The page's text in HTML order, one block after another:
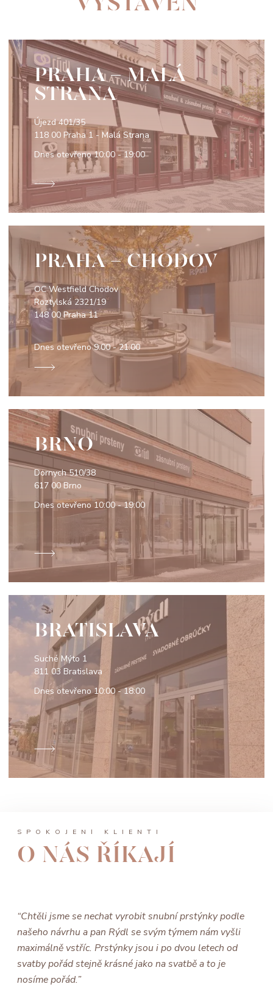
PRAHA - MALÁ
STRANA
Újezd 401/35
118 00 Praha 1 - Malá Strana
Dnes otevřeno10:00 - 19:00
PRAHA - CHODOV
OC Westfield Chodov
Roztylská 2321/19
148 00 Praha 11
Dnes otevřeno9:00 - 21:00
BRNO
Dornych 510/38
617 00 Brno
Dnes otevřeno 10:00 - 19:00
BRATISLAVA
Suché Mýto 1
811 03 Bratislava
Dnes otevřeno10:00 - 18:00
SPOKOJENÍ KLIENTI
O NÁS ŘÍKAJÍ
“Chtěli jsme se nechat vyrobit snubní prstýnky podle
našeho návrhu a pan Rýdl se svým týmem nám vyšli
maximálně vstříc. Prstýnky jsou i po dvou letech od
svatby pořád stejně krásné jako na svatbě a to je
nosíme pořád.”